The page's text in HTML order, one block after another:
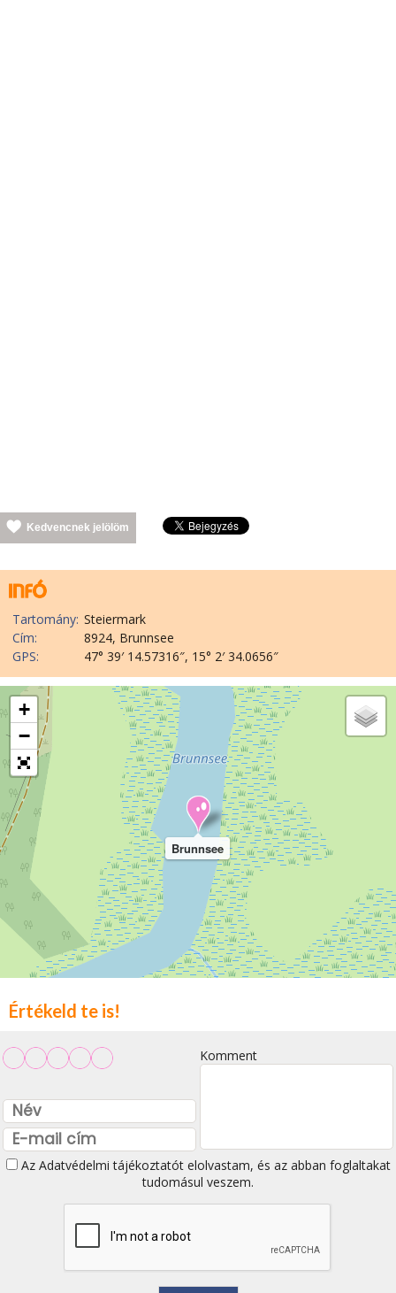
Kedvencnek jelölöm
Tartomány: Steiermark
Cím:
8924, Brunnsee
GPS:
47° 39′ 14.57316″, 15° 2′ 34.0656″
Brunnsee
+
−
Értékeld te is!
Komment
Az Adatvédelmi tájékoztatótelolvastam, és az abban foglaltakat
tudomásul veszem.